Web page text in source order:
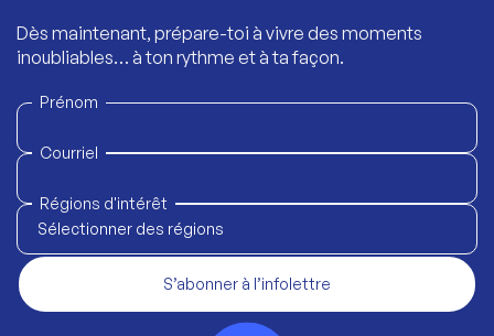
Dès maintenant, prépare-toi à vivre des moments
inoubliables… à ton rythme et à ta façon.
Prénom
Courriel
Régions d'intérêt
Sélectionner des régions
S’abonner à l’infolettre